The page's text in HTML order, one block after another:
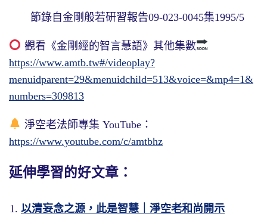
節錄自金剛般若研習報告09-023-0045集1995/5
觀看《金剛經的智言慧語》其他集數
https://www.amtb.tw#/videoplay?
menuidparent=29&menuidchild=513&voice=&mp4=1&
numbers=309813
淨空老法師專集 YouTube：
https://www.youtube.com/c/amtbhz
延伸學習的好文章：
以清妄念之源，此是智慧｜淨空老和尚開示